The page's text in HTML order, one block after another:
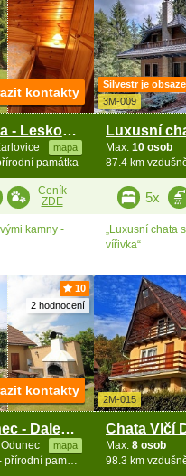
Valašská roubenka Kyčerka - Leskové - Beskydy
mapa
památka
kontakty
Ceník
ZDE
kamny -
Silvestr je
3M-009
Max. 10 osob
5x
„Luxusní chata
vířivka“
10
2 hodnocení
Chalupa s bazénem - Odunec - Dalešice - Vysočina
Odunec mapa
95.9 km vzdušně od Břestecká skála - přírodní památka
kontakty
2M-015
Max. 8 osob